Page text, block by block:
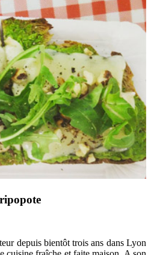
depuis bientôt trois ans dans Lyon